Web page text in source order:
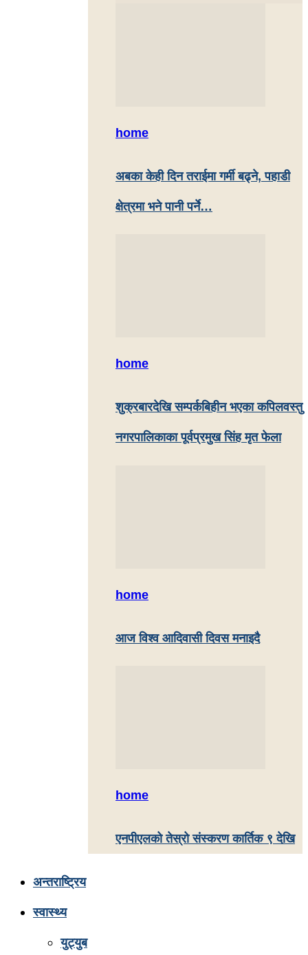
home
अबका केही दिन तराईमा गर्मी बढ्ने, पहाडी
क्षेत्रमा भने पानी पर्ने…
home
शुक्रबारदेखि सम्पर्कबिहीन भएका कपिलवस्तु
नगरपालिकाका पूर्वप्रमुख सिंह मृत फेला
home
आज विश्व आदिवासी दिवस मनाइदै
home
एनपीएलको तेस्रो संस्करण कार्तिक ९ देखि
अन्तराष्ट्रिय
स्वास्थ्य
युट्युब